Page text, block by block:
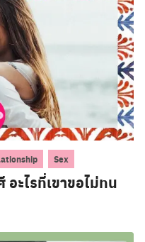
Sex
ะไรที่เขาขอไม่ทน